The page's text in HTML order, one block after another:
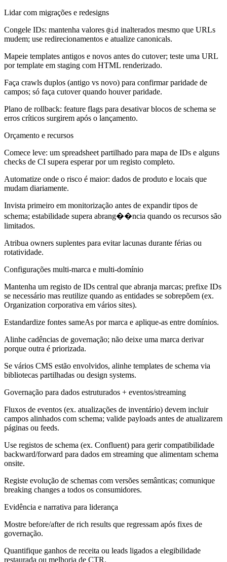
Lidar com migrações e redesigns
Congele IDs: mantenha valores @id inalterados mesmo que URLs
mudem; use redirecionamentos e atualize canonicals.
Mapeie templates antigos e novos antes do cutover; teste uma URL
por template em staging com HTML renderizado.
Faça crawls duplos (antigo vs novo) para confirmar paridade de
campos; só faça cutover quando houver paridade.
Plano de rollback: feature flags para desativar blocos de schema se
erros críticos surgirem após o lançamento.
Orçamento e recursos
Comece leve: um spreadsheet partilhado para mapa de IDs e alguns
checks de CI supera esperar por um registo completo.
Automatize onde o risco é maior: dados de produto e locais que
mudam diariamente.
Invista primeiro em monitorização antes de expandir tipos de
schema; estabilidade supera abrang��ncia quando os recursos são
limitados.
Atribua owners suplentes para evitar lacunas durante férias ou
rotatividade.
Configurações multi-marca e multi-domínio
Mantenha um registo de IDs central que abranja marcas; prefixe IDs
se necessário mas reutilize quando as entidades se sobrepõem (ex.
Organization corporativa em vários sites).
Estandardize fontes sameAs por marca e aplique-as entre domínios.
Alinhe cadências de governação; não deixe uma marca derivar
porque outra é priorizada.
Se vários CMS estão envolvidos, alinhe templates de schema via
bibliotecas partilhadas ou design systems.
Governação para dados estruturados + eventos/streaming
Fluxos de eventos (ex. atualizações de inventário) devem incluir
campos alinhados com schema; valide payloads antes de atualizarem
páginas ou feeds.
Use registos de schema (ex. Confluent) para gerir compatibilidade
backward/forward para dados em streaming que alimentam schema
onsite.
Registe evolução de schemas com versões semânticas; comunique
breaking changes a todos os consumidores.
Evidência e narrativa para liderança
Mostre before/after de rich results que regressam após fixes de
governação.
Quantifique ganhos de receita ou leads ligados a elegibilidade
restaurada ou melhoria de CTR.